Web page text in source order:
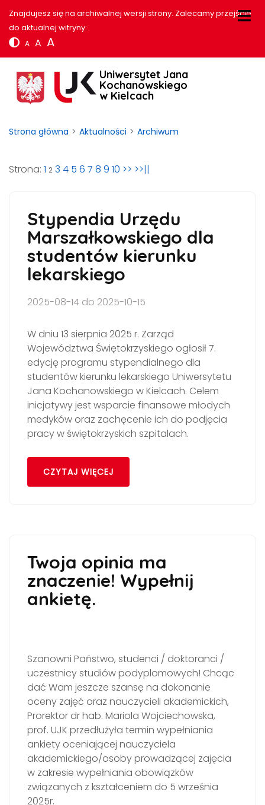
Znajdujesz się na archiwalnej wersji strony. Zalecamy przejście
do aktualnej witryny:
A A A
Uniwersytet Jana
Kochanowskiego
w Kielcach
Strona główna Aktualności Archiwum
Strona: 1 2 3 4 5 6 7 8 9 10 >> >>||
Stypendia Urzędu
Marszałkowskiego dla
studentów kierunku
lekarskiego
2025-08-14 do 2025-10-15
W dniu 13 sierpnia 2025 r. Zarząd
Województwa Świętokrzyskiego ogłosił 7.
edycję programu stypendialnego dla
studentów kierunku lekarskiego Uniwersytetu
Jana Kochanowskiego w Kielcach. Celem
inicjatywy jest wsparcie finansowe młodych
medyków oraz zachęcenie ich do podjęcia
pracy w świętokrzyskich szpitalach.
CZYTAJ WIĘCEJ
Twoja opinia ma
znaczenie! Wypełnij
ankietę.
Szanowni Państwo, studenci / doktoranci /
uczestnicy studiów podyplomowych! Chcąc
dać Wam jeszcze szansę na dokonanie
oceny zajęć oraz nauczycieli akademickich,
Prorektor dr hab. Mariola Wojciechowska,
prof. UJK przedłużyła termin wypełniania
ankiety oceniającej nauczyciela
akademickiego/osoby prowadzącej zajęcia
w zakresie wypełniania obowiązków
związanych z kształceniem do 5 września
2025r.